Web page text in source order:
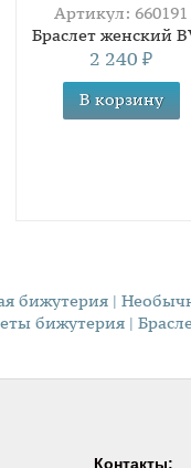
Артикул: 660191
Браслет женский
2 240₽
бижутерия |
бижутерия |
Контакты: